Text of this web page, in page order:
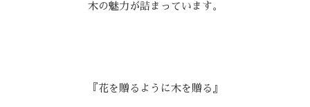
木の魅力が詰まっています。
『花を贈るように木を贈る』